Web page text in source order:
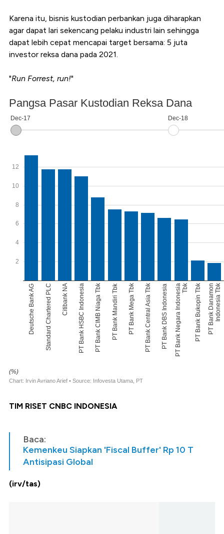
Karena itu, bisnis kustodian perbankan juga diharapkan
agar dapat lari sekencang pelaku industri lain sehingga
dapat lebih cepat mencapai target bersama: 5 juta
investor reksa dana pada 2021.
"Run Forrest, run!"
TIM RISET CNBC INDONESIA
Baca:
Kemenkeu Siapkan 'Fiscal Buffer' Rp 10 T
Antisipasi Global
(irv/tas)